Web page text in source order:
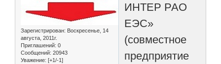
Зарегистрирован: Воскресенье, 14
августа, 2011г.
Приглашений: 0
Сообщений: 20943
Уважение: [+1/-1]
ИНТЕР РАО
ЕЭС»
(совместное
предприятие